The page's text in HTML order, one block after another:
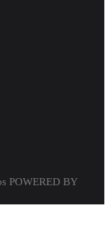
POWERED BY